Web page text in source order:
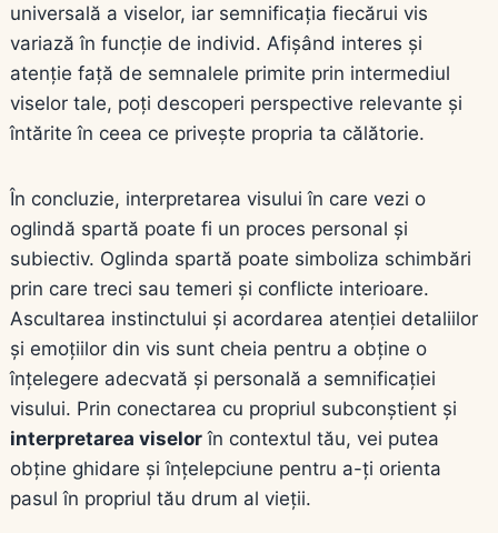
universală a viselor, iar semnificația fiecărui vis
variază în funcție de individ. Afișând interes și
atenție față de semnalele primite prin intermediul
viselor tale, poți descoperi perspective relevante și
întărite în ceea ce privește propria ta călătorie.
În concluzie, interpretarea visului în care vezi o
oglindă spartă poate fi un proces personal și
subiectiv. Oglinda spartă poate simboliza schimbări
prin care treci sau temeri și conflicte interioare.
Ascultarea instinctului și acordarea atenției detaliilor
și emoțiilor din vis sunt cheia pentru a obține o
înțelegere adecvată și personală a semnificației
visului. Prin conectarea cu propriul subconștient și
interpretarea viselor în contextul tău, vei putea
obține ghidare și înțelepciune pentru a-ți orienta
pasul în propriul tău drum al vieții.